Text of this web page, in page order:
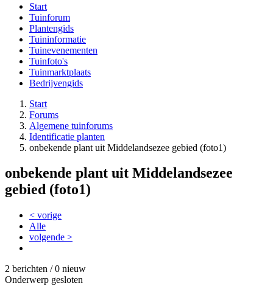
Start
Tuinforum
Plantengids
Tuininformatie
Tuinevenementen
Tuinfoto's
Tuinmarktplaats
Bedrijvengids
Start
Forums
Algemene tuinforums
Identificatie planten
onbekende plant uit Middelandsezee gebied (foto1)
onbekende plant uit Middelandsezee
gebied (foto1)
< vorige
Alle
volgende >
2 berichten / 0 nieuw
Onderwerp gesloten